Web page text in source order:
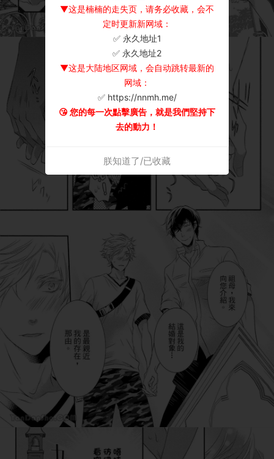
▼这是楠楠的走失页，请务必收藏，会不
定时更新新网域：
✅ 永久地址1
✅ 永久地址2
▼这是大陆地区网域，会自动跳转最新的
网域：
✅ https://nnmh.me/
😘 您的每一次點擊廣告，就是我們堅持下
去的動力！
朕知道了/已收藏